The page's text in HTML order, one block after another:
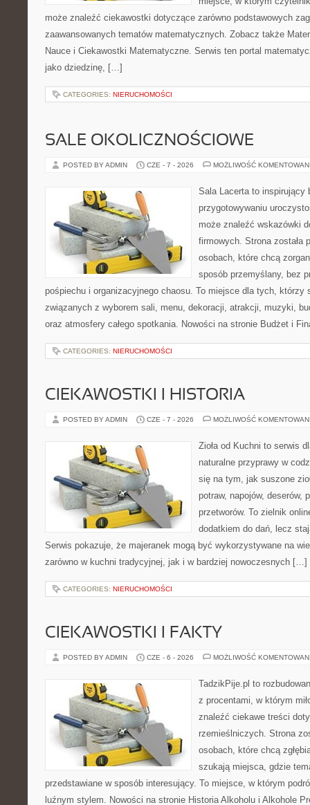
może znaleźć ciekawostki dotyczące zarówno podstawowych
zaawansowanych tematów matematycznych. Zobacz także
Nauce i Ciekawostki Matematyczne. Serwis ten portal
jako dziedzinę, […]
CATEGORIES: NIERUCHOMOŚCI
SALE OKOLICZNOŚCIOWE
POSTED BY ADMIN CZE - 7 - 2026 MOŻLIWOŚĆ
Sala Lacerta to inspirujący
przygotowywaniu
może znaleźć wskazówki
firmowych. Strona została
osobach, które chcą
sposób przemyślany, bez
pośpiechu i organizacyjnego chaosu. To miejsce dla tych, którzy
związanych z wyborem sali, menu, dekoracji, atrakcji, muzyki,
oraz atmosfery całego spotkania. Nowości na stronie Budżet i
CATEGORIES: NIERUCHOMOŚCI
CIEKAWOSTKI I HISTORIA
POSTED BY ADMIN CZE - 7 - 2026 MOŻLIWOŚĆ
Zioła od Kuchni to serwis
naturalne przyprawy w
się na tym, jak suszone
potraw, napojów, deserów,
przetworów. To zielnik
dodatkiem do dań, lecz
Serwis pokazuje, że majeranek mogą być wykorzystywane na
zarówno w kuchni tradycyjnej, jak i w bardziej nowoczesnych […]
CATEGORIES: NIERUCHOMOŚCI
CIEKAWOSTKI I FAKTY
POSTED BY ADMIN CZE - 6 - 2026 MOŻLIWOŚĆ
TadzikPije.pl to
z procentami, w którym
znaleźć ciekawe treści
rzemieślniczych. Strona
osobach, które chcą
szukają miejsca, gdzie
przedstawiane w sposób interesujący. To miejsce, w którym
luźnym stylem. Nowości na stronie Historia Alkoholu i Alkohole